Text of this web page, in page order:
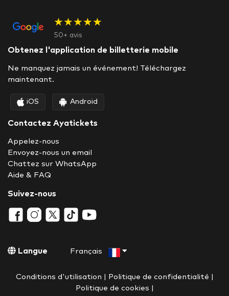
★★★★★
50+ avis
Obtenez l'application de billetterie mobile
Ne manquez jamais un événement! Téléchargez
maintenant.
iOS Android
Contactez Ayatickets
Appelez-nous
Envoyez-nous un email
Chattez sur WhatsApp
Aide & FAQ
Suivez-nous
Langue Français
Conditions d'utilisation Politique de confidentialité
Politique de cookies